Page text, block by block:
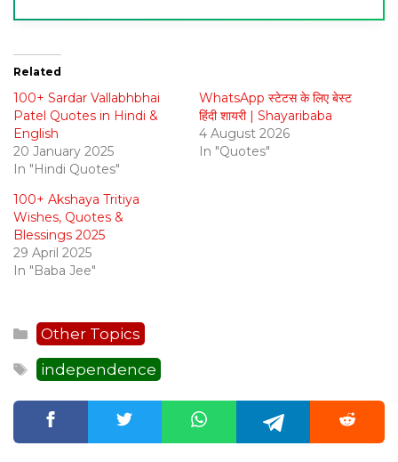
Related
100+ Sardar Vallabhbhai
Patel Quotes in Hindi &
English
20 January 2025
In "Hindi Quotes"
WhatsApp स्टेटस के लिए बेस्ट
हिंदी शायरी | Shayaribaba
4 August 2026
In "Quotes"
100+ Akshaya Tritiya
Wishes, Quotes &
Blessings 2025
29 April 2025
In "Baba Jee"
Categories
Other Topics
Tags
independence